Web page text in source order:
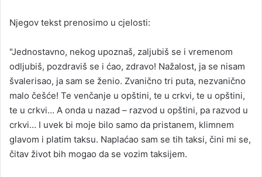
Njegov tekst prenosimo u cjelosti:
"Jednostavno, nekog upoznaš, zaljubiš se i vremenom
odljubiš, pozdraviš se i ćao, zdravo! Nažalost, ja se nisam
švalerisao, ja sam se ženio. Zvanično tri puta, nezvanično
malo češće! Te venčanje u opštini, te u crkvi, te u opštini,
te u crkvi… A onda u nazad – razvod u opštini, pa razvod u
crkvi… I uvek bi moje bilo samo da pristanem, klimnem
glavom i platim taksu. Naplaćao sam se tih taksi, čini mi se,
čitav život bih mogao da se vozim taksijem.